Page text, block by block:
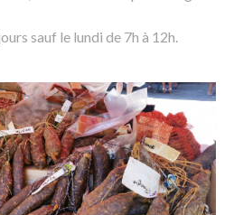
sauf le lundi de 7h à 12h.